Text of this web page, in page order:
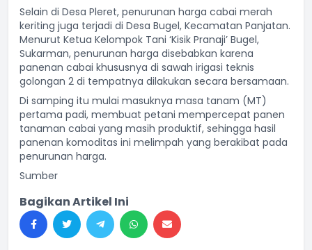
Selain di Desa Pleret, penurunan harga cabai merah
keriting juga terjadi di Desa Bugel, Kecamatan Panjatan.
Menurut Ketua Kelompok Tani ‘Kisik Pranaji’ Bugel,
Sukarman, penurunan harga disebabkan karena
panenan cabai khususnya di sawah irigasi teknis
golongan 2 di tempatnya dilakukan secara bersamaan.
Di samping itu mulai masuknya masa tanam (MT)
pertama padi, membuat petani mempercepat panen
tanaman cabai yang masih produktif, sehingga hasil
panenan komoditas ini melimpah yang berakibat pada
penurunan harga.
Sumber
Bagikan Artikel Ini